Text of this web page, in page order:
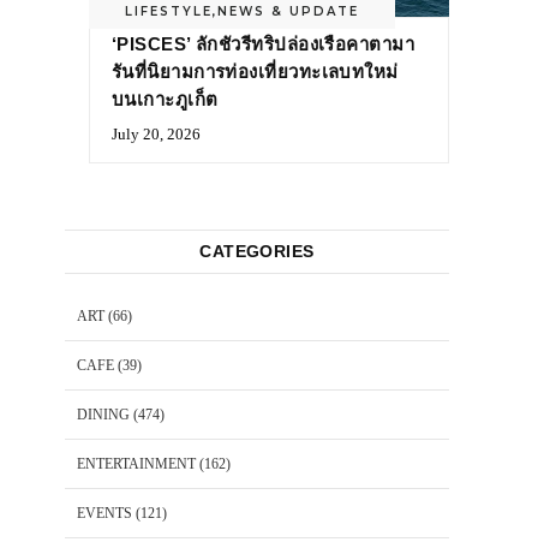
LIFESTYLE,NEWS & UPDATE
‘PISCES’ ลักชัวรีทริปล่องเรือคาตามา
รันที่นิยามการท่องเที่ยวทะเลบทใหม่
บนเกาะภูเก็ต
July 20, 2026
CATEGORIES
ART(66)
CAFE (39)
DINING (474)
ENTERTAINMENT(162)
EVENTS (121)